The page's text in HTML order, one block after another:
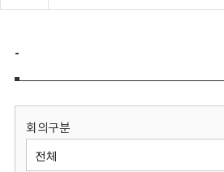
정
보
-
회의구분